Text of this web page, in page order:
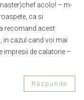
acolo! – m-
ca si
recomand acest
in cazul cand voi mai
impresii de calatorie –
Răspunde